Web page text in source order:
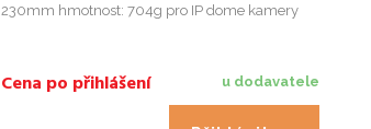
230mm hmotnost: 704g pro IP dome kamery
u dodavatele
Cena po přihlášení